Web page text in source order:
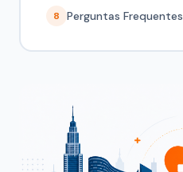
8 Perguntas Frequentes